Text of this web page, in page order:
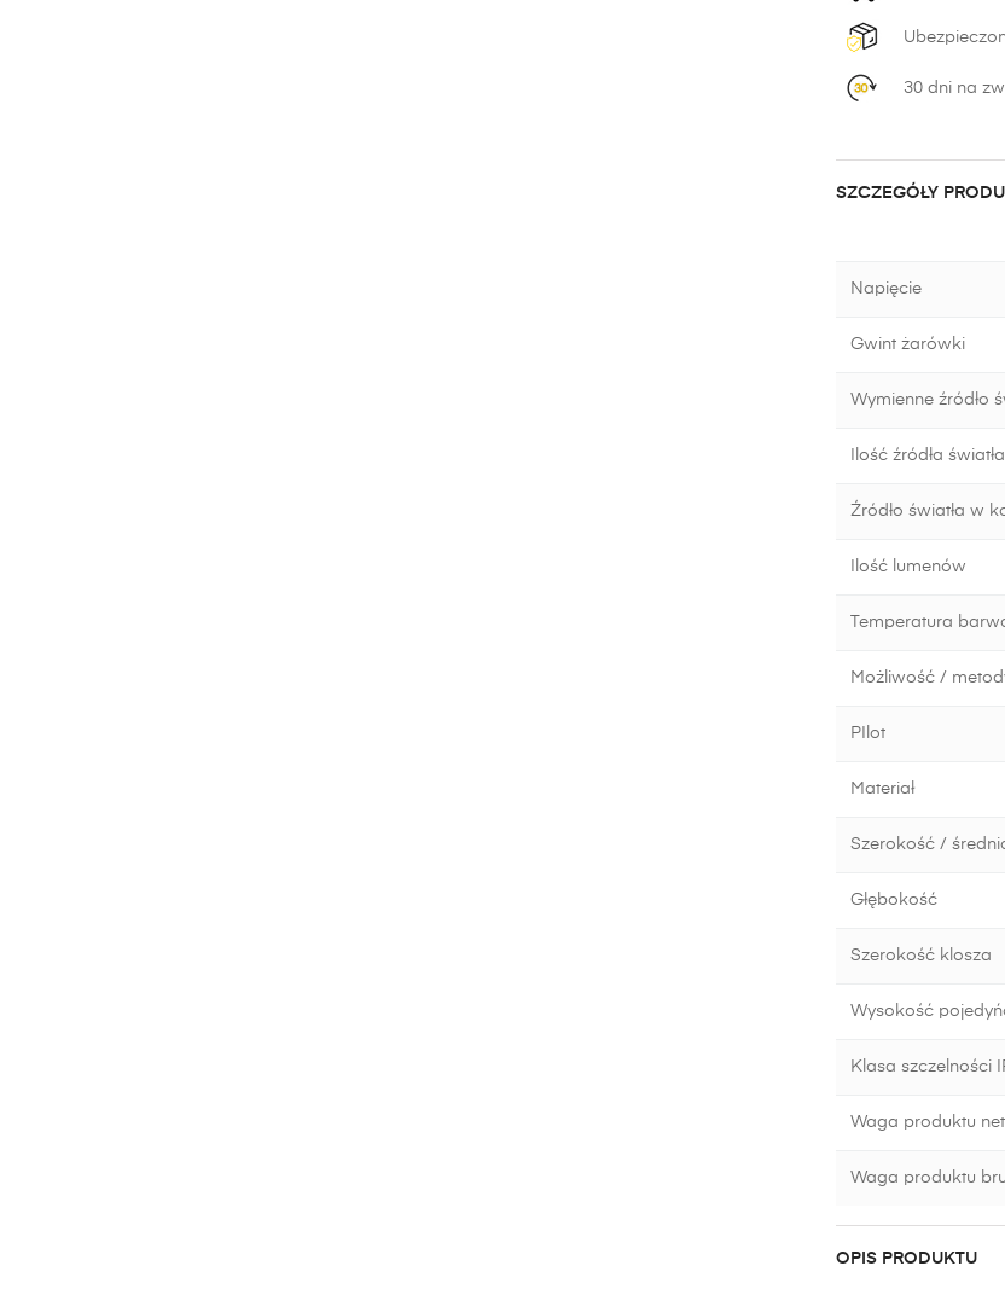
30 dni na
SZCZEGÓŁY
Napięcie
Gwint żarówki
Wymienne źródło
Ilość źródła światła
Źródło światła w
Ilość lumenów
Temperatura
Możliwość /
PIlot
Materiał
Szerokość /
Głębokość
Szerokość klosza
Wysokość
Klasa szczelności
Waga produktu
Waga produktu
OPIS PRODUKTU